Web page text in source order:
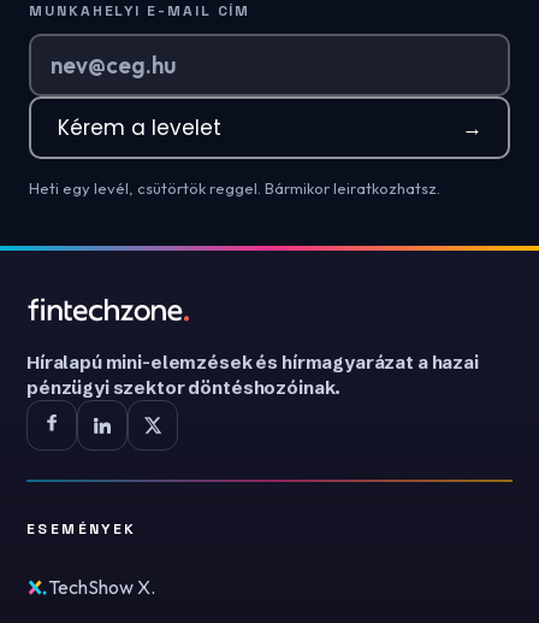
MUNKAHELYI E-MAIL CÍM
Kérem a levelet →
Heti egy levél, csütörtök reggel. Bármikor leiratkozhatsz.
Híralapú mini-elemzések és hírmagyarázat a hazai
pénzügyi szektor döntéshozóinak.
ESEMÉNYEK
TechShow X.